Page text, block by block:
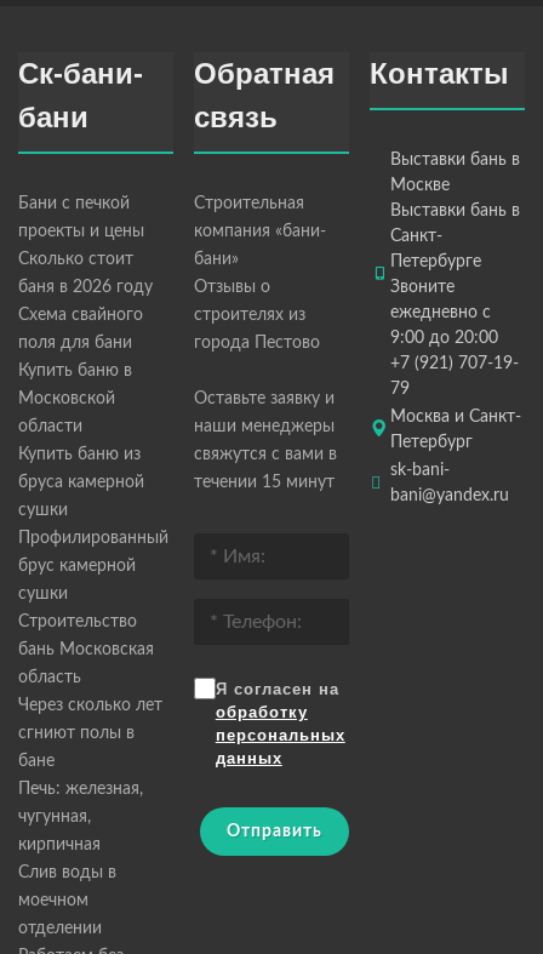
Ск-бани-
бани
Бани с печкой
проекты и цены
Сколько стоит
баня в 2026 году
Схема свайного
поля для бани
Купить баню в
Московской
области
Купить баню из
бруса камерной
сушки
Профилированный
брус камерной
сушки
Строительство
бань Московская
область
Через сколько лет
сгниют полы в
бане
Печь: железная,
чугунная,
кирпичная
Слив воды в
моечном
отделении
Обратная
связь
Строительная
компания «бани-
бани»
Отзывы о
строителях из
города Пестово
Оставьте заявку и
наши менеджеры
свяжутся с вами в
течении 15 минут
Я согласен на
обработку
персональных
данных
Отправить
Контакты
Выставки бань в
Москве
Выставки бань в
Санкт-
Петербурге
Звоните
ежедневно с
9:00 до 20:00
+7 (921) 707-19-
79
Москва и Санкт-
Петербург
sk-bani-
bani@yandex.ru